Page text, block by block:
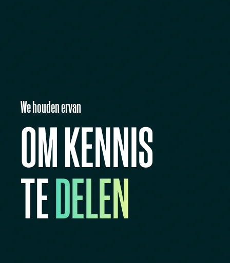
We houden ervan
OM KENNIS
TEDELEN